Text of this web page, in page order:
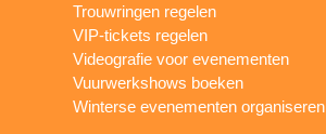
Trouwringen regelen
VIP-tickets regelen
Videografie voor evenementen
Vuurwerkshows boeken
Winterse evenementen organiseren